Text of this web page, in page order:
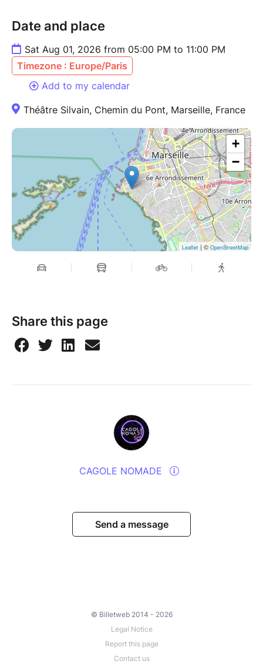
Date and place
Sat Aug 01, 2026 from 05:00 PM to 11:00 PM
Timezone : Europe/Paris
Add to my calendar
Théâtre Silvain, Chemin du Pont, Marseille, France
+
−
Leaflet | ©OpenStreetMap
Share this page
CAGOLE NOMADE
Send a message
© Billetweb 2014 - 2026
Legal Notice
Report this page
Contact us